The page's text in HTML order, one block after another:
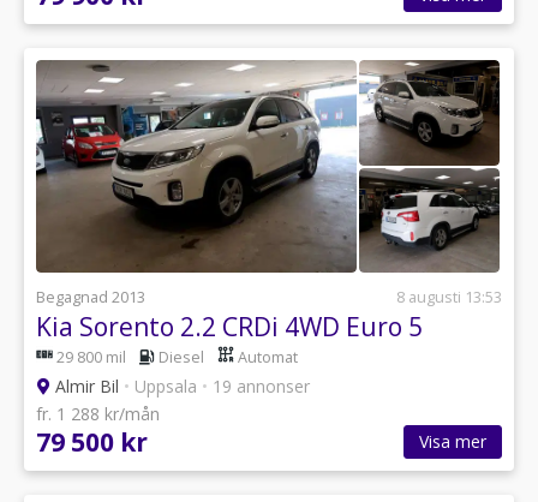
Begagnad 2013 8 augusti 13:53
Kia Sorento 2.2 CRDi 4WD Euro 5
29 800 mil Diesel Automat
Almir Bil • Uppsala • 19 annonser
fr. 1 288 kr/mån
79 500 kr Visa mer